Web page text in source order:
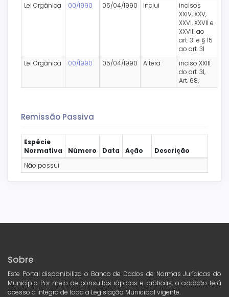
Lei Orgânica
00/1990 05/04/1990 Inclui
incisos
XXIV, XXV,
XXVI, XXVII e
XXVIII ao
art. 31 e § 15
ao art. 31
Lei Orgânica
00/1990 05/04/1990 Altera
inciso XXIII
do art. 31,
Art. 68,
Remissão Passiva
Espécie
Normativa
Número Data Ação
Descrição
Não possui
Sobre
Este Portal disponibiliza o Banco de Dados de Normas Jurídicas do
Município Por meio de consultas rápidas e práticas, o cidadão terá
acesso à íntegra de toda a Legislação Municipal vigente.